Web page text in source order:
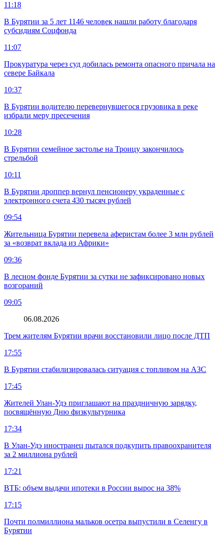
11:18
В Бурятии за 5 лет 1146 человек нашли работу благодаря
субсидиям Соцфонда
11:07
Прокуратура через суд добилась ремонта опасного причала на
севере Байкала
10:37
В Бурятии водителю перевернувшегося грузовика в реке
избрали меру пресечения
10:28
В Бурятии семейное застолье на Троицу закончилось
стрельбой
10:11
В Бурятии дроппер вернул пенсионеру украденные с
электронного счета 430 тысяч рублей
09:54
Жительница Бурятии перевела аферистам более 3 млн рублей
за «возврат вклада из Африки»
09:36
В лесном фонде Бурятии за сутки не зафиксировано новых
возгораний
09:05
06.08.2026
Трем жителям Бурятии врачи восстановили лицо после ДТП
17:55
В Бурятии стабилизировалась ситуация с топливом на АЗС
17:45
Жителей Улан-Удэ приглашают на праздничную зарядку,
посвящённую Дню физкультурника
17:34
В Улан-Удэ иностранец пытался подкупить правоохранителя
за 2 миллиона рублей
17:21
ВТБ: объем выдачи ипотеки в России вырос на 38%
17:15
Почти полмиллиона мальков осетра выпустили в Селенгу в
Бурятии